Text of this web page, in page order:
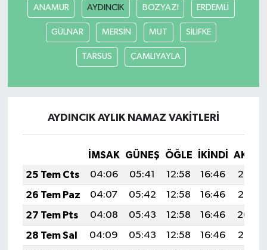
ANAMUR AYDINCIK BOZYAZI ERDEMLİ
GÜLNAR MERSİN MUT SİLİFKE
TARSUS ÇAMLIYAYLA
AYDINCIK AYLIK NAMAZ VAKITLERI
İMSAK GÜNEŞ ÖĞLE İKINDI
25 Tem Cts
04:06 05:41 12:58 16:46
20:05
26 Tem Paz
04:07 05:42 12:58 16:46
20:05
27 Tem Pts
04:08 05:43 12:58 16:46
20:04
28 Tem Sal
04:09 05:43 12:58 16:46
20:03